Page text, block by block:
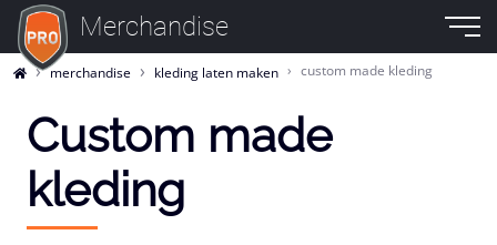
Merchandise
merchandise kleding laten maken custom made kleding
Custom made
kleding